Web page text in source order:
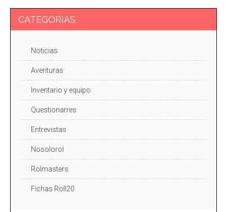
CATEGORIAS
Noticias
Aventuras
Inventario y equipo
Questionarres
Entrevistas
Nosolorol
Rolmasters
Fichas Roll20